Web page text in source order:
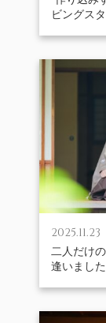
ビングス
2025.11.23
二人だけ
逢いました